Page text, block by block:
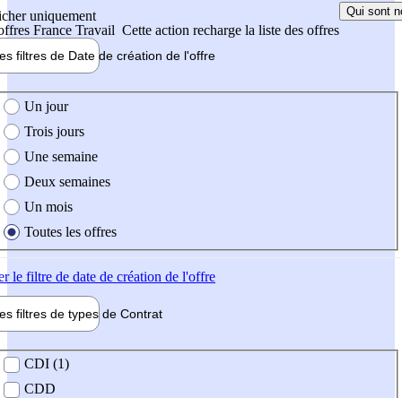
uniquement
France Travail Cette action recharge la liste des offres
Qui sont
filtres de Date de création de l'offre
création de l'offre
Un jour
Trois jours
Une semaine
Deux semaines
Un mois
Toutes les offres
le filtre de date de création de l'offre
filtres de types de Contrat
contrat
CDI (1)
CDD